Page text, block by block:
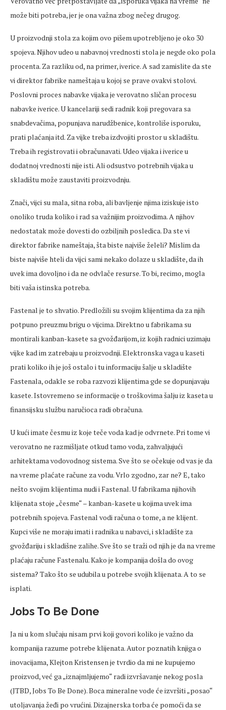
može biti potreba, jer je ona važna zbog nečeg drugog.
U proizvodnji stola za kojim ovo pišem upotrebljeno je oko 30
spojeva. Njihov udeo u nabavnoj vrednosti stola je negde oko pola
procenta. Za razliku od, na primer, iverice. A sad zamislite da ste
vi direktor fabrike nameštaja u kojoj se prave ovakvi stolovi.
Poslovni proces nabavke vijaka je verovatno sličan procesu
nabavke iverice. U kancelariji sedi radnik koji pregovara sa
snabdevačima, popunjava narudžbenice, kontroliše isporuku,
prati plaćanja itd. Za vijke treba izdvojiti prostor u skladištu.
Treba ih registrovati i obračunavati. Udeo vijaka i iverice u
dodatnoj vrednosti nije isti. Ali odsustvo potrebnih vijaka u
skladištu može zaustaviti proizvodnju.
Znači, vijci su mala, sitna roba, ali bavljenje njima iziskuje isto
onoliko truda koliko i rad sa važnijim proizvodima. A njihov
nedostatak može dovesti do ozbiljnih posledica. Da ste vi
direktor fabrike nameštaja, šta biste najviše želeli? Mislim da
biste najviše hteli da vijci sami nekako dolaze u skladište, da ih
uvek ima dovoljno i da ne odvlače resurse. To bi, recimo, mogla
biti vaša istinska potreba.
Fastenal je to shvatio. Predložili su svojim klijentima da za njih
potpuno preuzmu brigu o vijcima. Direktno u fabrikama su
montirali kanban-kasete sa gvožđarijom, iz kojih radnici uzimaju
vijke kad im zatrebaju u proizvodnji. Elektronska vaga u kaseti
prati koliko ih je još ostalo i tu informaciju šalje u skladište
Fastenala, odakle se roba razvozi klijentima gde se dopunjavaju
kasete. Istovremeno se informacije o troškovima šalju iz kaseta u
finansijsku službu naručioca radi obračuna.
U kući imate česmu iz koje teče voda kad je odvrnete. Pri tome vi
verovatno ne razmišljate otkud tamo voda, zahvaljujući
arhitektama vodovodnog sistema. Sve što se očekuje od vas je da
na vreme plaćate račune za vodu. Vrlo zgodno, zar ne? E, tako
nešto svojim klijentima nudi i Fastenal. U fabrikama njihovih
klijenata stoje „česme“ – kanban-kasete u kojima uvek ima
potrebnih spojeva. Fastenal vodi računa o tome, a ne klijent.
Kupci više ne moraju imati i radnika u nabavci, i skladište za
gvožđariju i skladišne zalihe. Sve što se traži od njih je da na vreme
plaćaju račune Fastenalu. Kako je kompanija došla do ovog
sistema? Tako što se udubila u potrebe svojih klijenata. A to se
isplati.
Jobs To Be Done
Ja ni u kom slučaju nisam prvi koji govori koliko je važno da
kompanija razume potrebe klijenata. Autor poznatih knjiga o
inovacijama, Klejton Kristensen je tvrdio da mi ne kupujemo
proizvod, već ga „iznajmljujemo“ radi izvršavanje nekog posla
(JTBD, Jobs To Be Done). Boca mineralne vode će izvršiti „posao“
utoljavanja žeđi po vrućini. Dizajnerska torba će pomoći da se